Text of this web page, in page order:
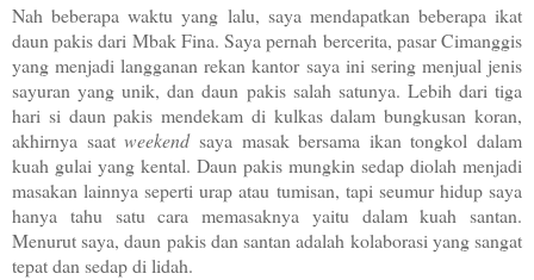
Nah beberapa waktu yang lalu, saya mendapatkan beberapa ikat
daun pakis dari Mbak Fina. Saya pernah bercerita, pasar Cimanggis
yang menjadi langganan rekan kantor saya ini sering menjual jenis
sayuran yang unik, dan daun pakis salah satunya. Lebih dari tiga
hari si daun pakis mendekam di kulkas dalam bungkusan koran,
akhirnya saatweekend saya masak bersama ikan tongkol dalam
kuah gulai yang kental. Daun pakis mungkin sedap diolah menjadi
masakan lainnya seperti urap atau tumisan, tapi seumur hidup saya
hanya tahu satu cara memasaknya yaitu dalam kuah santan.
Menurut saya, daun pakis dan santan adalah kolaborasi yang sangat
tepat dan sedap di lidah.